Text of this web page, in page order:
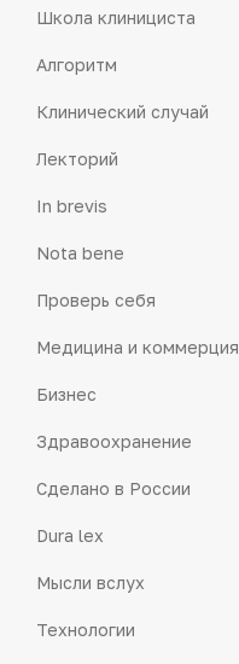
Школа клинициста
Алгоритм
Клинический случай
Лекторий
In brevis
Nota bene
Проверь себя
Медицина и коммерция
Бизнес
Здравоохранение
Сделано в России
Dura lex
Мысли вслух
Технологии